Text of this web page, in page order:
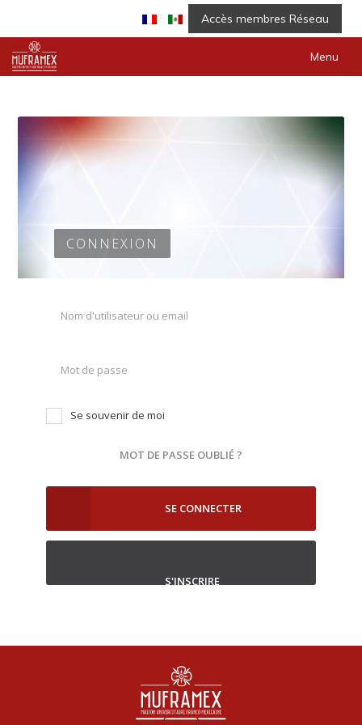
Accès membres Réseau
Menu
CONNEXION
Se souvenir de moi
MOT DE PASSE OUBLIÉ ?
SE CONNECTER
S'INSCRIRE